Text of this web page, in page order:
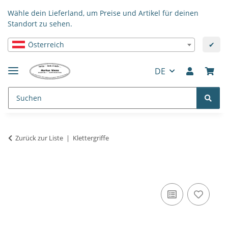
Wähle dein Lieferland, um Preise und Artikel für deinen
Standort zu sehen.
Österreich ✔
DE
Zurück zur Liste Klettergriffe